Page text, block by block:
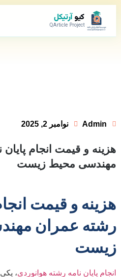
کیوآرتیکل
QArticle Project
Admin نوامبر 2, 2025
هزینه و قیمت انجام
مهندسی محیط زیست
هزینه و قیمت
رشته عمران
زیست
انجام پایان نامه رشته هوانوردی،